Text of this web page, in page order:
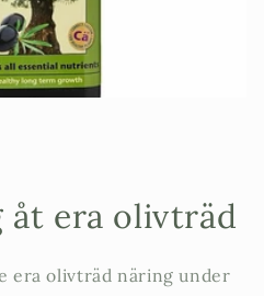
åt era olivträd
era olivträd näring under